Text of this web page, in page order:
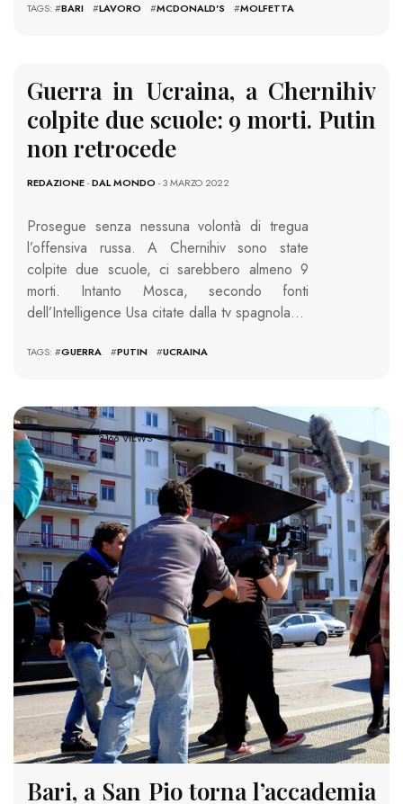
TAGS: #BARI #LAVORO #MCDONALD'S #MOLFETTA
Guerra in Ucraina, a Chernihiv
colpite due scuole: 9 morti. Putin
non retrocede
REDAZIONE-DAL MONDO - 3 MARZO 2022
Prosegue senza nessuna volontà di tregua
l’offensiva russa. A Chernihiv sono state
colpite due scuole, ci sarebbero almeno 9
morti. Intanto Mosca, secondo fonti
dell’Intelligence Usa citate dalla tv spagnola…
TAGS: #GUERRA #PUTIN #UCRAINA
2166 VIEWS
Bari, a San Pio torna l’accademia